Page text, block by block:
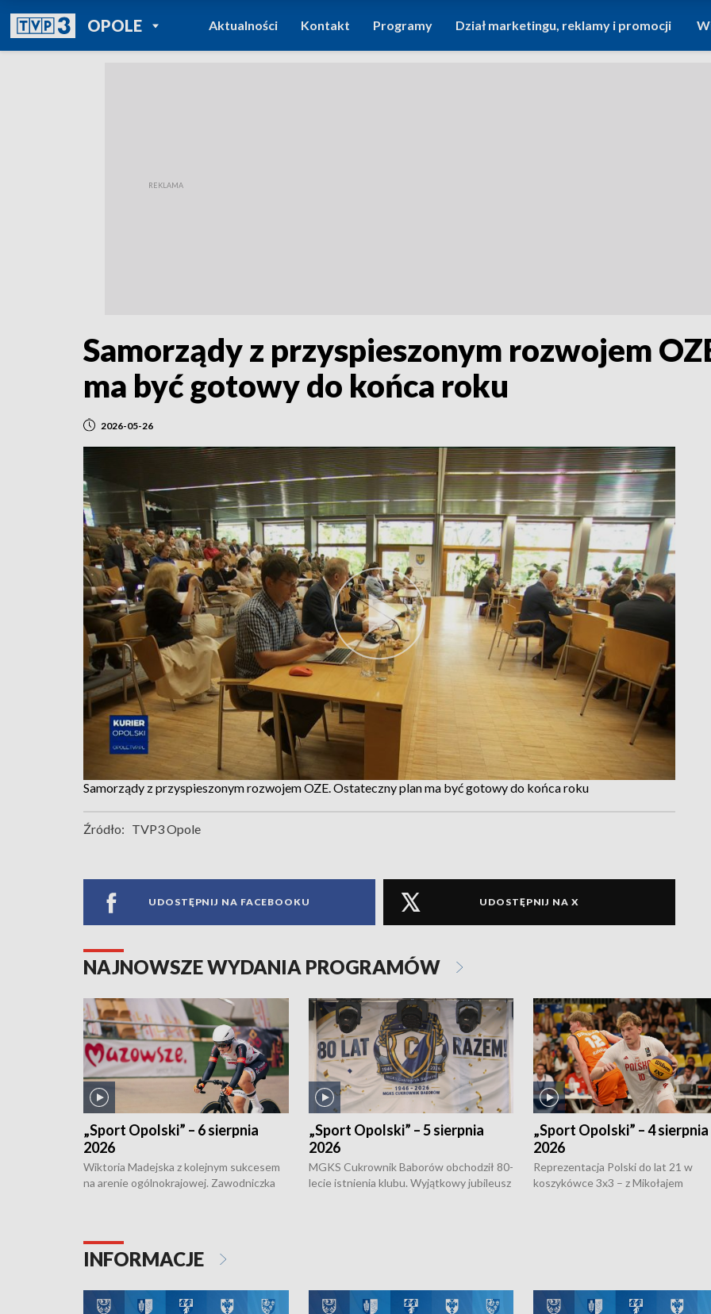
OPOLEPOWRÓT DO
TVP REGIONY
Aktualności Kontakt Programy Dział marketingu, reklamy i promocji
Samorządy z przyspieszonym rozwojem
ma być gotowy do końca roku
2026-05-26
Samorządy z przyspieszonym rozwojem OZE. Ostateczny plan ma być gotowy do końca roku
Źródło: TVP3 Opole
UDOSTĘPNIJ NA FACEBOOKU UDOSTĘPNIJ NA X
NAJNOWSZE WYDANIA PROGRAMÓW
„Sport Opolski” – 6 sierpnia
2026
Wiktoria Madejska z kolejnym sukcesem
na arenie ogólnokrajowej. Zawodniczka
torowym.
„Sport Opolski” – 5 sierpnia
2026
MGKS Cukrownik Baborów obchodził 80-
lecie istnienia klubu. Wyjątkowy jubileusz
„Sport Opolski” – 4 sierpnia
2026
Reprezentacja Polski do lat 21 w
koszykówce 3x3 – z Mikołajem
INFORMACJE